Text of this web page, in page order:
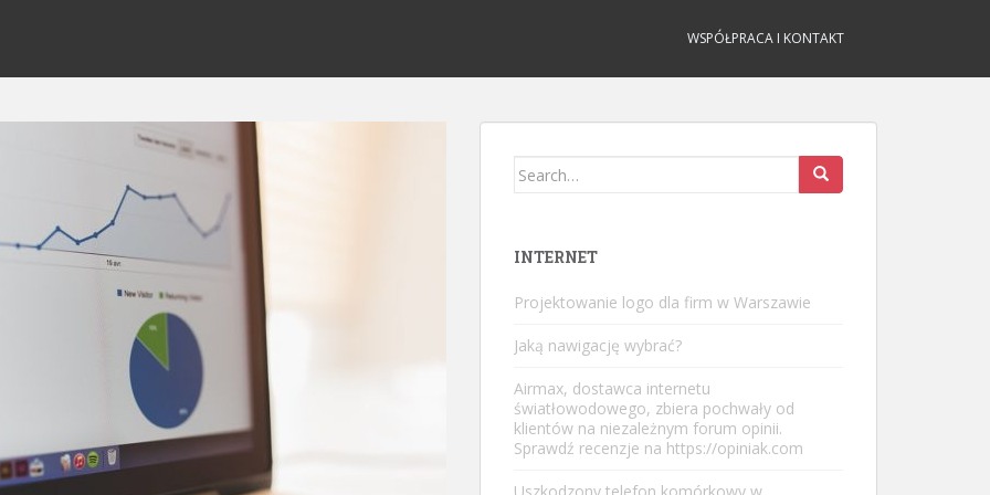
WSPÓŁPRACA I KONTAKT
Search
INTERNET
Projektowanie logo dla firm w Warszawie
Jaką nawigację wybrać?
Airmax, dostawca internetu
światłowodowego, zbiera pochwały od
klientów na niezależnym forum opinii.
Sprawdź recenzje na https://opiniak.com